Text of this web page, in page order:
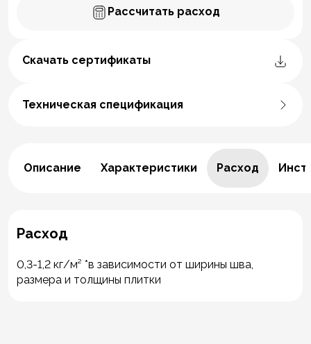
Рассчитать расход
Скачать сертификаты
Техническая спецификация
Описание Характеристики Расход
Расход
0,3-1,2 кг/м² *в зависимости от ширины шва,
размера и толщины плитки